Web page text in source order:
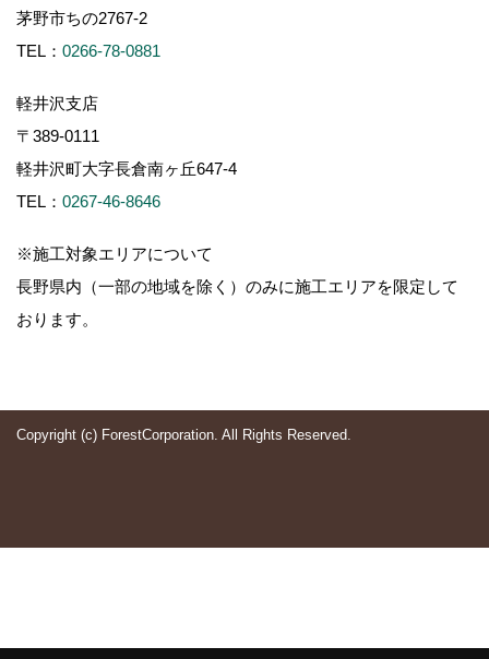
茅野市ちの2767-2
TEL： 0266-78-0881
軽井沢支店
〒389-0111
軽井沢町大字長倉南ヶ丘647-4
TEL： 0267-46-8646
※施工対象エリアについて
長野県内（一部の地域を除く）のみに施工エリアを限定して
おります。
Copyright (c) ForestCorporation. All Rights Reserved.